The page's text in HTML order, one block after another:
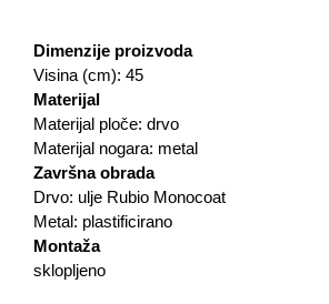
Dimenzije proizvoda
Visina (cm): 45
Materijal
Materijal ploče: drvo
Materijal nogara: metal
Završna obrada
Drvo: ulje Rubio Monocoat
Metal: plastificirano
Montaža
sklopljeno